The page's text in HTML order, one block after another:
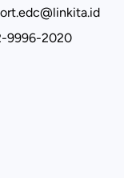
9996-2020